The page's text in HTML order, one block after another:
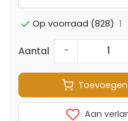
Op voorraad (828) 1
Aantal -
Aan